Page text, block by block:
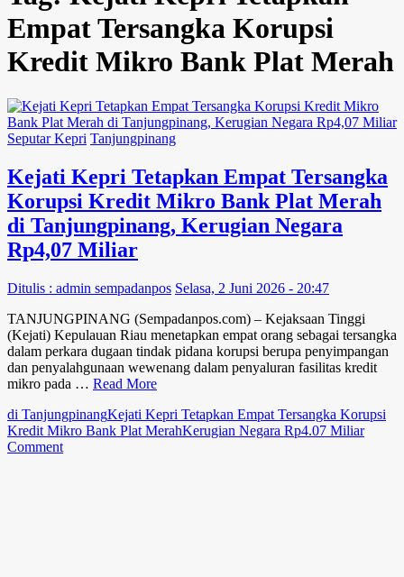
Empat Tersangka Korupsi
Kredit Mikro Bank Plat Merah
Seputar Kepri Tanjungpinang
Kejati Kepri Tetapkan Empat Tersangka
Korupsi Kredit Mikro Bank Plat Merah
di Tanjungpinang, Kerugian Negara
Rp4,07 Miliar
Ditulis : admin sempadanpos Selasa, 2 Juni 2026 - 20:47
TANJUNGPINANG (Sempadanpos.com) – Kejaksaan Tinggi
(Kejati) Kepulauan Riau menetapkan empat orang sebagai tersangka
dalam perkara dugaan tindak pidana korupsi berupa penyimpangan
dan penyalahgunaan wewenang dalam penyaluran fasilitas kredit
mikro pada … Read More
di TanjungpinangKejati Kepri Tetapkan Empat Tersangka Korupsi
Kredit Mikro Bank Plat MerahKerugian Negara Rp4.07 Miliar
Commenton